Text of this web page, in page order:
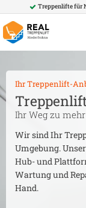
Treppenlifte für
Ihr Treppenlift-
Ihr Weg zu
Wir sind Ihr
Umgebung.
Hub- und
Wartung und
Hand.